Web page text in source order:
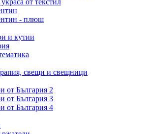
- плюш
и кутии
свещи и свещници
от България 2
от България 3
от България 4